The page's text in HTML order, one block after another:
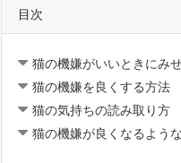
目次
猫の機嫌がいいときにみ
猫の機嫌を良くする方法
猫の気持ちの読み取り方
猫の機嫌が良くなるよう